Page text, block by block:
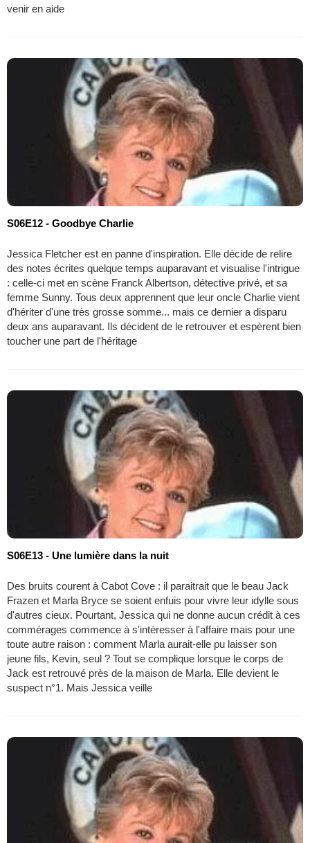
venir en aide
S06E12 - Goodbye Charlie
Jessica Fletcher est en panne d'inspiration. Elle décide de relire
des notes écrites quelque temps auparavant et visualise l'intrigue
: celle-ci met en scène Franck Albertson, détective privé, et sa
femme Sunny. Tous deux apprennent que leur oncle Charlie vient
d'hériter d'une très grosse somme... mais ce dernier a disparu
deux ans auparavant. Ils décident de le retrouver et espèrent bien
toucher une part de l'héritage
S06E13 - Une lumière dans la nuit
Des bruits courent à Cabot Cove : il paraitrait que le beau Jack
Frazen et Marla Bryce se soient enfuis pour vivre leur idylle sous
d'autres cieux. Pourtant, Jessica qui ne donne aucun crédit à ces
commérages commence à s'intéresser à l'affaire mais pour une
toute autre raison : comment Marla aurait-elle pu laisser son
jeune fils, Kevin, seul ? Tout se complique lorsque le corps de
Jack est retrouvé près de la maison de Marla. Elle devient le
suspect n°1. Mais Jessica veille